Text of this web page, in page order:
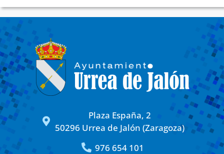
Plaza España, 2
50296 Urrea de Jalón (Zaragoza)
976 654 101